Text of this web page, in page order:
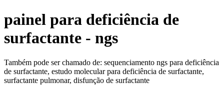
painel para deficiência de
surfactante - ngs
Também pode ser chamado de: sequenciamento ngs para deficiência
de surfactante, estudo molecular para deficiência de surfactante,
surfactante pulmonar, disfunção de surfactante